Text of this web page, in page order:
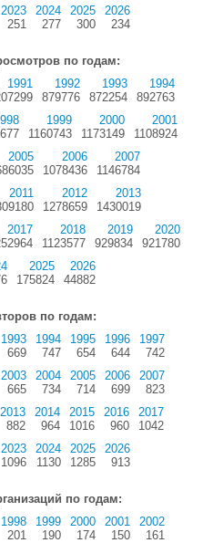
2023
251
2024
277
2025
300
2026
234
по годам:
1991
1992
879776
1993
872254
1994
892763
1999
1160743
2000
1173149
2001
1108924
2005
2006
1078436
2007
1146784
2011
2012
1278659
2013
1430019
2017
2018
1123577
2019
929834
2020
921780
2025
175824
2026
44882
по годам:
1993
669
1994
747
1995
654
1996
644
1997
742
2003
665
2004
734
2005
714
2006
699
2007
823
2013
882
2014
964
2015
1016
2016
960
2017
1042
2023
1096
2024
1130
2025
1285
2026
913
по годам:
1998
201
1999
190
2000
174
2001
150
2002
161